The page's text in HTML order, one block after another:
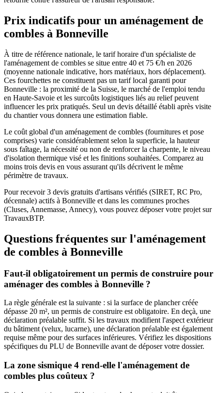
Prix indicatifs pour un aménagement de
combles à Bonneville
À titre de référence nationale, le tarif horaire d'un spécialiste de
l'aménagement de combles se situe entre 40 et 75 €/h en 2026
(moyenne nationale indicative, hors matériaux, hors déplacement).
Ces fourchettes ne constituent pas un tarif local garanti pour
Bonneville : la proximité de la Suisse, le marché de l'emploi tendu
en Haute-Savoie et les surcoûts logistiques liés au relief peuvent
influencer les prix pratiqués. Seul un devis détaillé établi après visite
du chantier vous donnera une estimation fiable.
Le coût global d'un aménagement de combles (fournitures et pose
comprises) varie considérablement selon la superficie, la hauteur
sous faîtage, la nécessité ou non de renforcer la charpente, le niveau
d'isolation thermique visé et les finitions souhaitées. Comparez au
moins trois devis en vous assurant qu'ils décrivent le même
périmètre de travaux.
Pour recevoir 3 devis gratuits d'artisans vérifiés (SIRET, RC Pro,
décennale) actifs à Bonneville et dans les communes proches
(Cluses, Annemasse, Annecy), vous pouvez déposer votre projet sur
TravauxBTP.
Questions fréquentes sur l'aménagement
de combles à Bonneville
Faut-il obligatoirement un permis de construire pour
aménager des combles à Bonneville ?
La règle générale est la suivante : si la surface de plancher créée
dépasse 20 m², un permis de construire est obligatoire. En deçà, une
déclaration préalable suffit. Si les travaux modifient l'aspect extérieur
du bâtiment (velux, lucarne), une déclaration préalable est également
requise même pour des surfaces inférieures. Vérifiez les dispositions
spécifiques du PLU de Bonneville avant de déposer votre dossier.
La zone sismique 4 rend-elle l'aménagement de
combles plus coûteux ?